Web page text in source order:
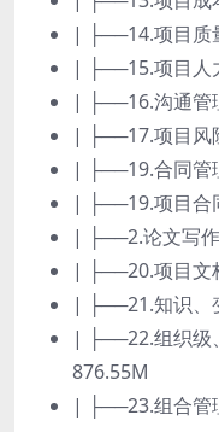
| ├──14.项目质
| ├──15.项目人
| ├──16.沟通管
| ├──17.项目风
| ├──19.合同管
| ├──19.项目合
| ├──2.论文写
| ├──20.项目文
| ├──21.知识、
| ├──22.组织级
876.55M
| ├──23.组合管